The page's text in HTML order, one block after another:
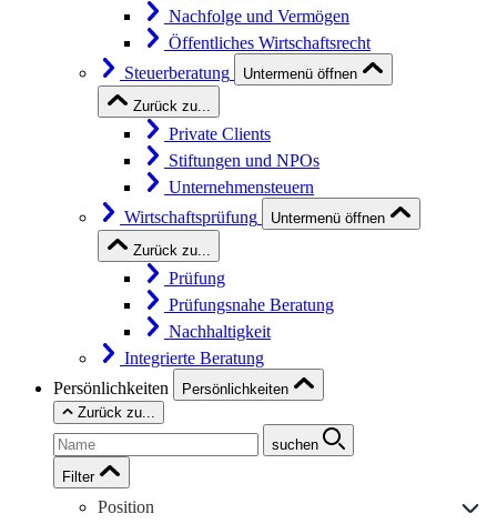
Nachfolge und Vermögen
Öffentliches Wirtschaftsrecht
Steuerberatung
Untermenü öffnen
Zurück zu...
Private Clients
Stiftungen und NPOs
Unternehmensteuern
Wirtschaftsprüfung
Untermenü öffnen
Zurück zu...
Prüfung
Prüfungsnahe Beratung
Nachhaltigkeit
Integrierte Beratung
Persönlichkeiten
Persönlichkeiten
Zurück zu...
suchen
Filter
Position